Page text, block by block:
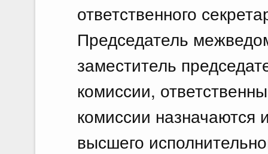
ответственного
Председатель
заместитель
комиссии,
комиссии назначаются
высшего